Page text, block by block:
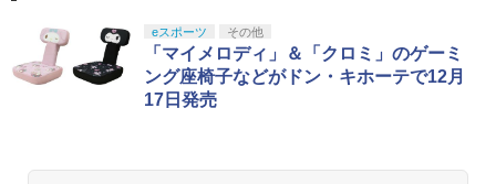
eスポーツ その他
「マイメロディ」＆「クロミ」のゲーミ
ング座椅子などがドン・キホーテで12月
17日発売